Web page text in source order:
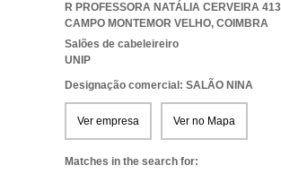
R PROFESSORA NATÁLIA CERVEIRA
CAMPO MONTEMOR VELHO, COIMBRA
Salões de cabeleireiro
UNIP
Designação comercial: SALÃO NINA
Ver empresa Ver no Mapa
Matches in the search for: